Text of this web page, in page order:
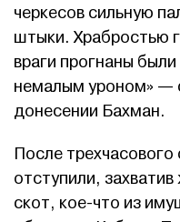
черкесов сильную
штыки. Храбростью
враги прогнаны
немалым уроном» —
донесении Бахман.
После
отступили,
скот, кое-что из